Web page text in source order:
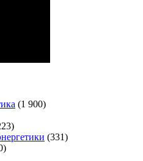
(1 900)
(331)